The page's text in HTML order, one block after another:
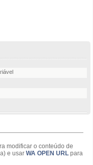
modificar o conteúdo de
e usar WA OPEN URL para